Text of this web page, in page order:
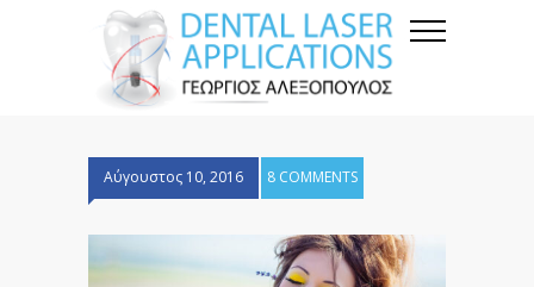
Αύγουστος 10, 2016 8 COMMENTS